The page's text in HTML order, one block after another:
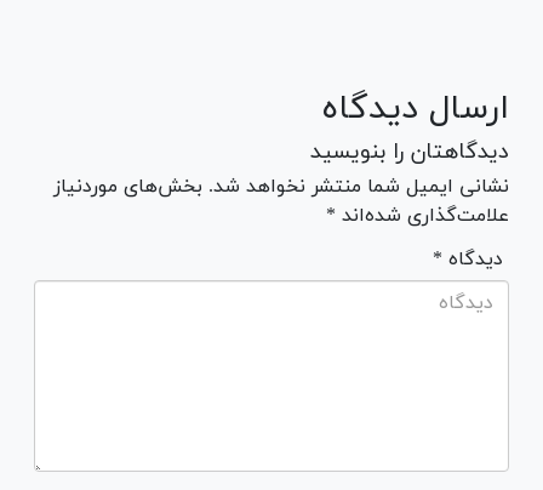
ارسال دیدگاه
دیدگاهتان را بنویسید
نشانی ایمیل شما منتشر نخواهد شد. بخش‌های موردنیاز
علامت‌گذاری شده‌اند *
* دیدگاه